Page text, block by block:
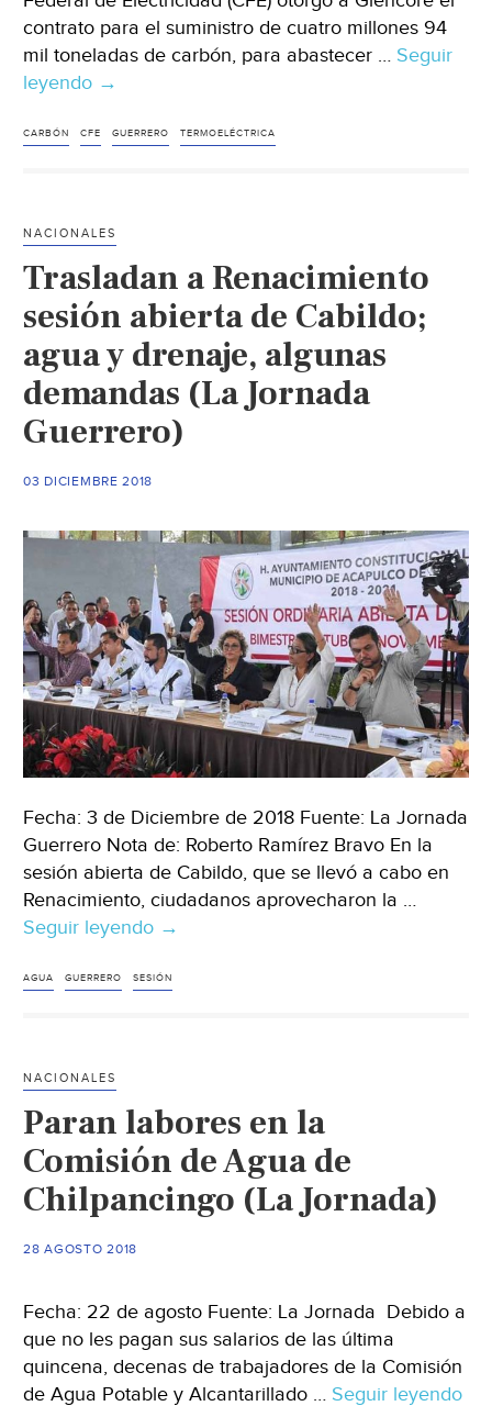
contrato para el suministro de cuatro millones 94
mil toneladas de carbón, para abastecer … Seguir
leyendo Guerrero:
contrata
para
termoeléctrica
horas)
→
CARBÓN CFE GUERRERO TERMOELÉCTRICA
NACIONALES
Trasladan a Renacimiento
sesión abierta de Cabildo;
agua y drenaje, algunas
demandas (La Jornada
Guerrero)
03 DICIEMBRE 2018
Fecha: 3 de Diciembre de 2018 Fuente: La Jornada
Guerrero Nota de: Roberto Ramírez Bravo En la
sesión abierta de Cabildo, que se llevó a cabo en
Renacimiento, ciudadanos aprovecharon la …
Seguir leyendo Trasladan
Renacimiento
agua
drenaje,
algunas
Guerrero)
→
AGUA GUERRERO SESIÓN
NACIONALES
Paran labores en la
Comisión de Agua de
Chilpancingo (La Jornada)
28 AGOSTO 2018
Fecha: 22 de agosto Fuente: La Jornada Debido a
que no les pagan sus salarios de las última
quincena, decenas de trabajadores de la Comisión
de Agua Potable y Alcantarillado … Seguir leyendo